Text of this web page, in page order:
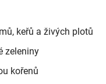
keřů a živých plotů
zeleniny
kořenů